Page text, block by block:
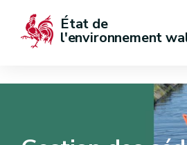
État de
l'environnement